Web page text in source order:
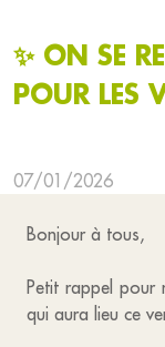
✨ ON SE
POUR
07/01/2026
Bonjour à tous,
Petit rappel pour
qui aura lieu ce